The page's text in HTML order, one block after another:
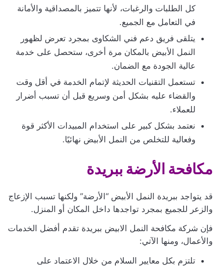
كل الطلبات والرغبات، لأنها تتميز بالمصداقية والأمانة
في التعامل مع الجميع.
يتلقى فريق دعم فني الشكاوى بمجرد تعرض لظهور
النمل الأبيض بالمكان مرة أخرى، ستحصل على خدمة
عالية الجودة مع الضمان.
تستعمل التقنيات الحديثة لإتمام الخدمة في أقل وقت
والقضاء عليه بشكل أمن وسريع قبل أن تسبب أضرار
للعملاء.
نعتمد بشكل كبير على استخدام المبيدات الأكثر قوة
وفعالية للتخلص من النمل الأبيض نهائيًا.
مكافحة الأرضة ببريدة
قد يتواجد ببريدة النمل الأبيض “الأرضة” ولكنها تسبب الإزعاج
والزعر للجميع بمجرد تواجدها داخل المكان أو المنزل.
فإن شركة مكافحة النمل الابيض ببريدة تقدم أفضل الخدمات
والأعمال، ومنها الآتي:
تلتزم بكل معايير السلام من خلال الاعتماد على